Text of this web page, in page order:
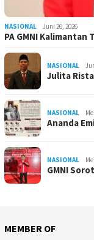
NASIONAL Juni 26, 2026
PA GMNI
NASIONAL
Julita
NASIONAL
Ananda
NASIONAL
GMNI
MEMBER OF